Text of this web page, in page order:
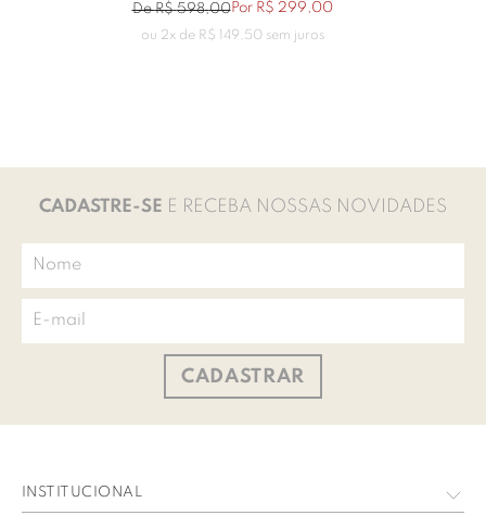
DeR$ 598,00Por R$ 299,00
ou 2x de R$ 149 50sem juros
CADASTRE-SE E RECEBA NOSSAS NOVIDADES
CADASTRAR
INSTITUCIONAL